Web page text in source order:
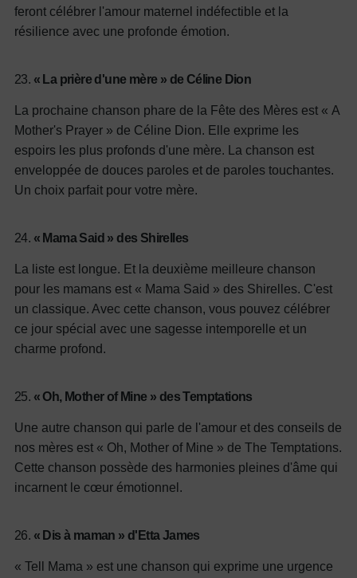
feront célébrer l'amour maternel indéfectible et la
résilience avec une profonde émotion.
23. « La prière d'une mère » de Céline Dion
La prochaine chanson phare de la Fête des Mères est « A
Mother's Prayer » de Céline Dion. Elle exprime les
espoirs les plus profonds d'une mère. La chanson est
enveloppée de douces paroles et de paroles touchantes.
Un choix parfait pour votre mère.
24. « Mama Said » des Shirelles
La liste est longue. Et la deuxième meilleure chanson
pour les mamans est « Mama Said » des Shirelles. C'est
un classique. Avec cette chanson, vous pouvez célébrer
ce jour spécial avec une sagesse intemporelle et un
charme profond.
25. « Oh, Mother of Mine » des Temptations
Une autre chanson qui parle de l'amour et des conseils de
nos mères est « Oh, Mother of Mine » de The Temptations.
Cette chanson possède des harmonies pleines d'âme qui
incarnent le cœur émotionnel.
26. « Dis à maman » d'Etta James
« Tell Mama » est une chanson qui exprime une urgence